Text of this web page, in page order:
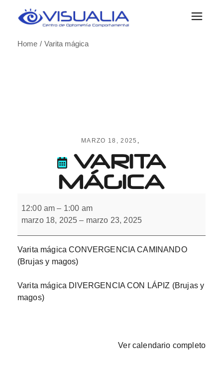
Home
Varita mágica
MARZO 18, 2025
VARITA
MÁGICA
mágica
12:00 am – 1:00 am
marzo 18, 2025 – marzo 23, 2025
Varita mágica CONVERGENCIA CAMINANDO
(Brujas y magos)
Varita mágica DIVERGENCIA CON LÁPIZ (Brujas y
magos)
Ver calendario completo